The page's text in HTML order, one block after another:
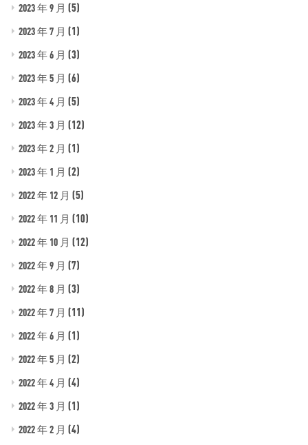
2023 年 9 月 (5)
2023 年 7 月 (1)
2023 年 6 月 (3)
2023 年 5 月 (6)
2023 年 4 月 (5)
2023 年 3 月 (12)
2023 年 2 月 (1)
2023 年 1 月 (2)
2022 年 12 月 (5)
2022 年 11 月 (10)
2022 年 10 月 (12)
2022 年 9 月 (7)
2022 年 8 月 (3)
2022 年 7 月 (11)
2022 年 6 月 (1)
2022 年 5 月 (2)
2022 年 4 月 (4)
2022 年 3 月 (1)
2022 年 2 月 (4)